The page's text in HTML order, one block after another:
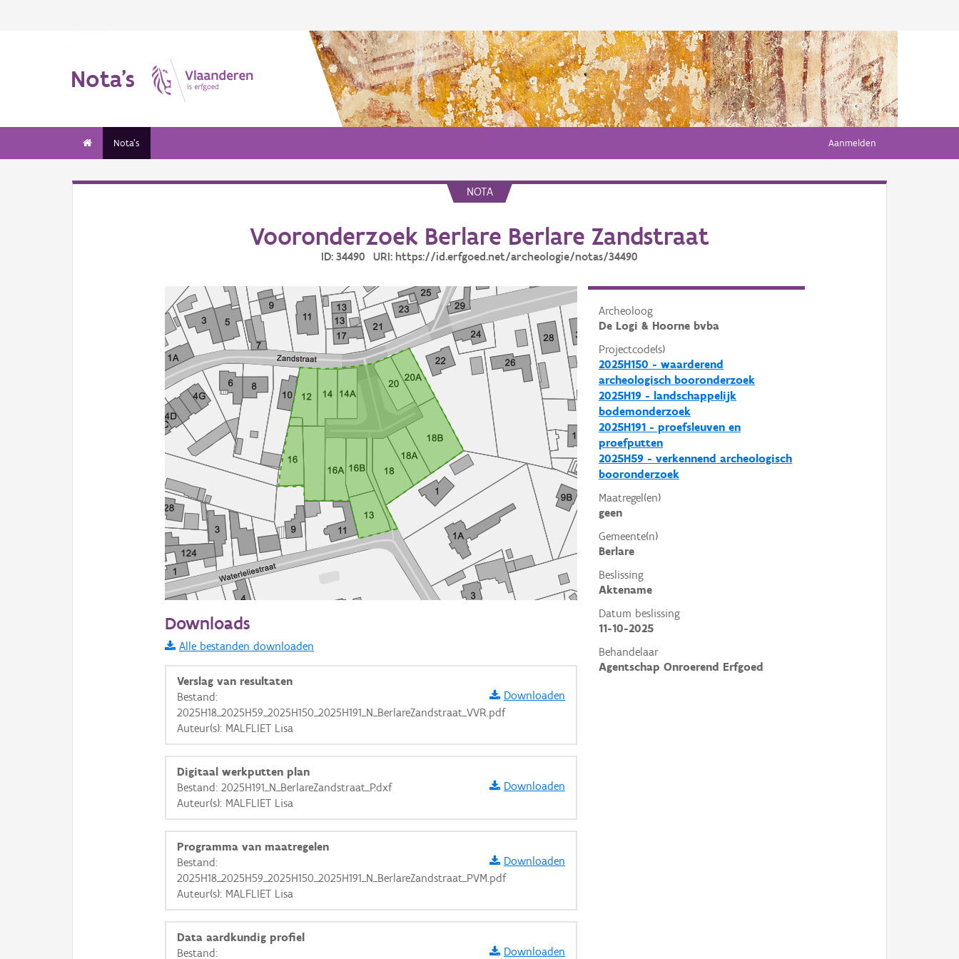
Nota's
Nota's Aanmelden
NOTA
Vooronderzoek Berlare Berlare Zandstraat
ID: 34490 URI: https://id.erfgoed.net/archeologie/notas/34490
Archeoloog
De Logi & Hoorne bvba
Projectcode(s)
2025H150 - waarderend
archeologisch booronderzoek
2025H19 - landschappelijk
bodemonderzoek
2025H191 - proefsleuven en
proefputten
2025H59 - verkennend archeologisch
booronderzoek
Maatregel(en)
geen
Gemeente(n)
Berlare
Beslissing
Aktename
Datum beslissing
11-10-2025
Behandelaar
Agentschap Onroerend Erfgoed
Informatie Vlaanderen
i
+ −
Basis Lagen
OSM-Basiskaart
Ortho
GRB-Basiskaart
GRB-Basiskaart in grijswaarden
Downloads
Alle bestanden downloaden
Verslag van resultaten
Bestand:
2025H18_2025H59_2025H150_2025H191_N_BerlareZandstraat_VVR.pdf
Auteur(s): MALFLIET Lisa
Downloaden
Digitaal werkputten plan
Bestand: 2025H191_N_BerlareZandstraat_P.dxf
Auteur(s): MALFLIET Lisa
Downloaden
Programma van maatregelen
Bestand:
2025H18_2025H59_2025H150_2025H191_N_BerlareZandstraat_PVM.pdf
Auteur(s): MALFLIET Lisa
Downloaden
Data aardkundig profiel
Bestand:
Downloaden